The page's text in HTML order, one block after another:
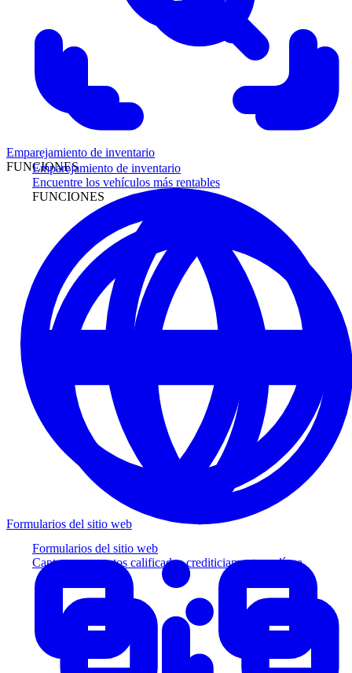
Emparejamiento de inventario
Encuentre los vehículos más rentables
FUNCIONES
Formularios del sitio web
Capture prospectos calificados crediticiamente en línea
Emparejamiento de inventario
FUNCIONES
Formularios del sitio web